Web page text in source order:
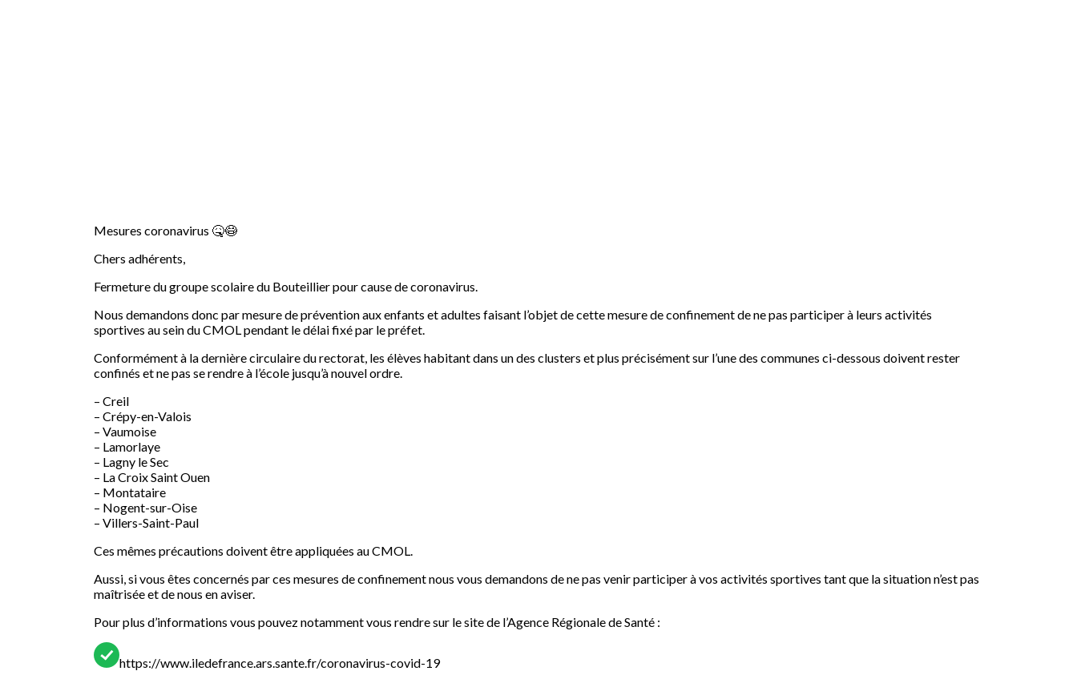
Mesures coronavirus 🤒😷
Chers adhérents,
Fermeture du groupe scolaire du Bouteillier pour cause de coronavirus.
Nous demandons donc par mesure de prévention aux enfants et adultes faisant l’objet de cette mesure de confinement de ne pas participer à leurs activités
sportives au sein du CMOL pendant le délai fixé par le préfet.
Conformément à la dernière circulaire du rectorat, les élèves habitant dans un des clusters et plus précisément sur l’une des communes ci-dessous doivent rester
confinés et ne pas se rendre à l’école jusqu’à nouvel ordre.
– Creil
– Crépy-en-Valois
– Vaumoise
– Lamorlaye
– Lagny le Sec
– La Croix Saint Ouen
– Montataire
– Nogent-sur-Oise
– Villers-Saint-Paul
Ces mêmes précautions doivent être appliquées au CMOL.
Aussi, si vous êtes concernés par ces mesures de confinement nous vous demandons de ne pas venir participer à vos activités sportives tant que la situation n’est pas
maîtrisée et de nous en aviser.
Pour plus d’informations vous pouvez notamment vous rendre sur le site de l’Agence Régionale de Santé :
https://www.iledefrance.ars.sante.fr/coronavirus-covid-19